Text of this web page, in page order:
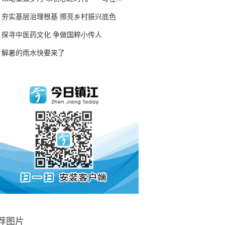
夯实基层治理根基 擦亮乡村振兴底色
探寻中医药文化 争做国粹小传人
解暑的雨水快要来了
图片